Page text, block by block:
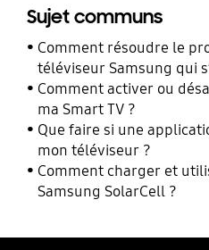
Sujet communs
Comment résoudre le
téléviseur Samsung qui
Comment activer ou
ma Smart TV ?
Que faire si une
mon téléviseur ?
Comment charger et
Samsung SolarCell ?